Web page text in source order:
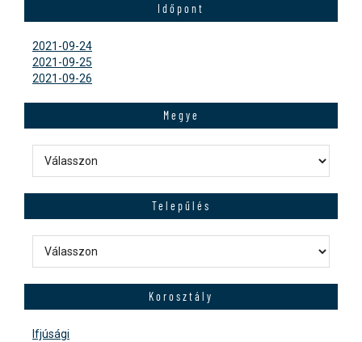
Időpont
2021-09-24
2021-09-25
2021-09-26
Megye
Telepűlés
Korosztály
Ifjúsági